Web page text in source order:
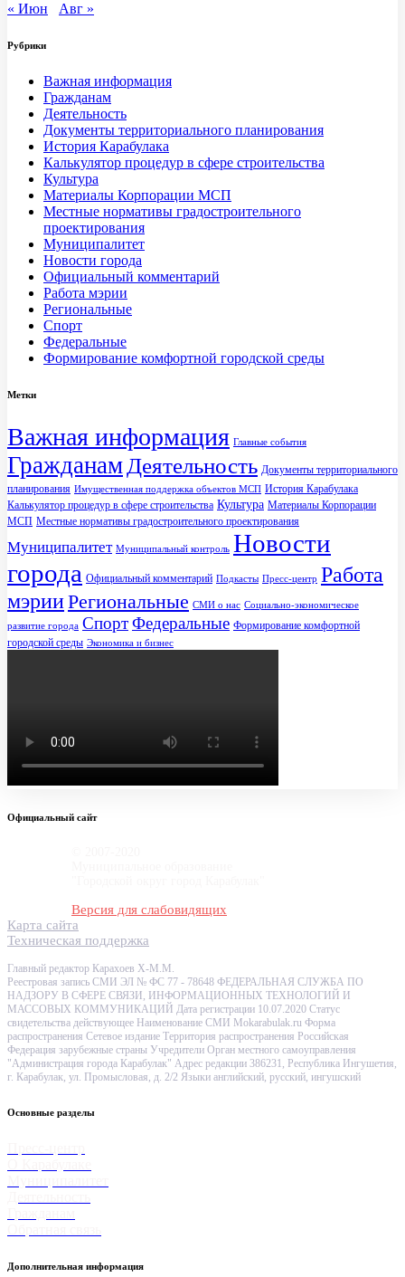
« Июн
Авг »
Рубрики
Важная информация
Гражданам
Деятельность
Документы территориального планирования
История Карабулака
Калькулятор процедур в сфере строительства
Культура
Материалы Корпорации МСП
Местные нормативы градостроительного
проектирования
Муниципалитет
Новости города
Официальный комментарий
Работа мэрии
Региональные
Спорт
Федеральные
Формирование комфортной городской среды
Метки
Важная информация Главные события
Гражданам Деятельность Документы территориального
планирования Имущественная поддержка объектов МСП История Карабулака
Калькулятор процедур в сфере строительства Культура Материалы Корпорации
МСП Местные нормативы градостроительного проектирования
Муниципалитет Муниципальный контроль Новости
города Официальный комментарий Подкасты Пресс-центр Работа
мэрииРегиональные СМИ о нас Социально-экономическое
развитие города СпортФедеральные Формирование комфортной
городской среды Экономика и бизнес
Официальный сайт
Версия для слабовидящих
Карта сайта
Техническая поддержка
Главный редактор Карахоев Х-М.М.
Реестровая запись СМИ ЭЛ № ФС 77 - 78648 ФЕДЕРАЛЬНАЯ СЛУЖБА ПО
НАДЗОРУ В СФЕРЕ СВЯЗИ, ИНФОРМАЦИОННЫХ ТЕХНОЛОГИЙ И
МАССОВЫХ КОММУНИКАЦИЙ Дата регистрации 10.07.2020 Статус
свидетельства действующее Наименование СМИ Mokarabulak.ru Форма
распространения Сетевое издание Территория распространения Российская
Федерация зарубежные страны Учредители Орган местного самоуправления
"Администрация города Карабулак" Адрес редакции 386231, Республика Ингушетия,
г. Карабулак, ул. Промысловая, д. 2/2 Языки английский, русский, ингушский
Основные разделы
Дополнительная информация